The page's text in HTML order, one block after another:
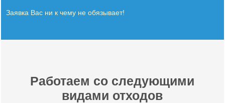
Заявка Вас ни к чему не обязывает!
Работаем со следующими
видами отходов